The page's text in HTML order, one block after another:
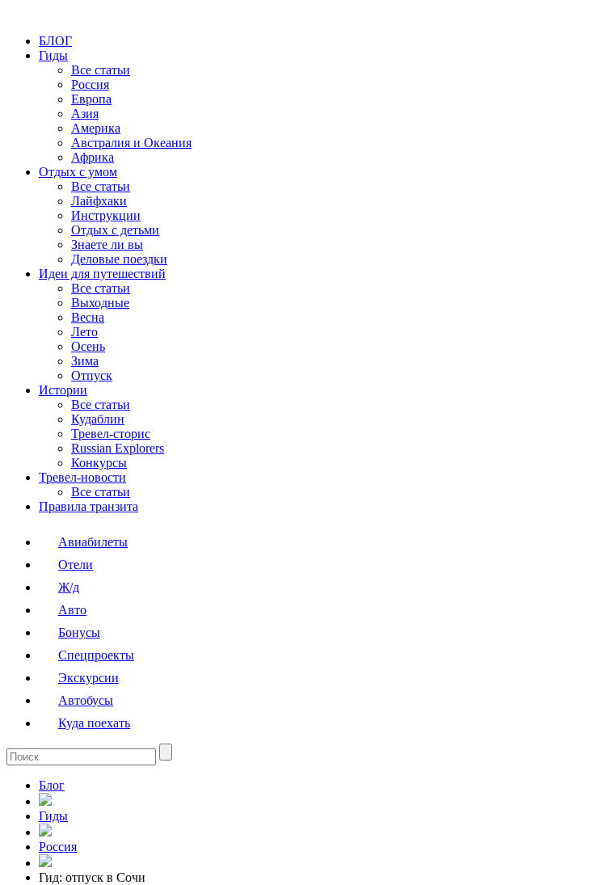
БЛОГ
Гиды
Все статьи
Россия
Европа
Азия
Америка
Австралия и Океания
Африка
Отдых с умом
Все статьи
Лайфхаки
Инструкции
Отдых с детьми
Знаете ли вы
Деловые поездки
Идеи для путешествий
Все статьи
Выходные
Весна
Лето
Осень
Зима
Отпуск
Истории
Все статьи
Кудаблин
Тревел-сторис
Russian Explorers
Конкурсы
Тревел-новости
Все статьи
Правила транзита
Авиабилеты
Отели
Ж/д
Авто
Бонусы
Спецпроекты
Экскурсии
Автобусы
Куда поехать
Блог
Гиды
Россия
Гид: отпуск в Сочи